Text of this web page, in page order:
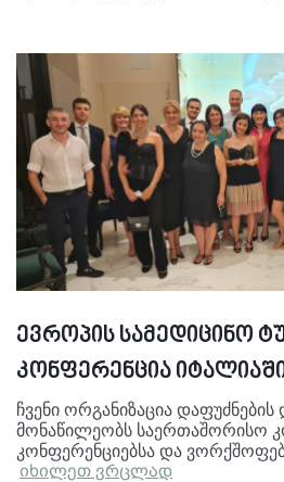
ევროპის სამედიცინო
კონფერენცია
ჩვენი ორგანიზაცია
მონაწილეობს საერთაშორისო
კონფერენციებსა და
იხილეთ ვრცლად